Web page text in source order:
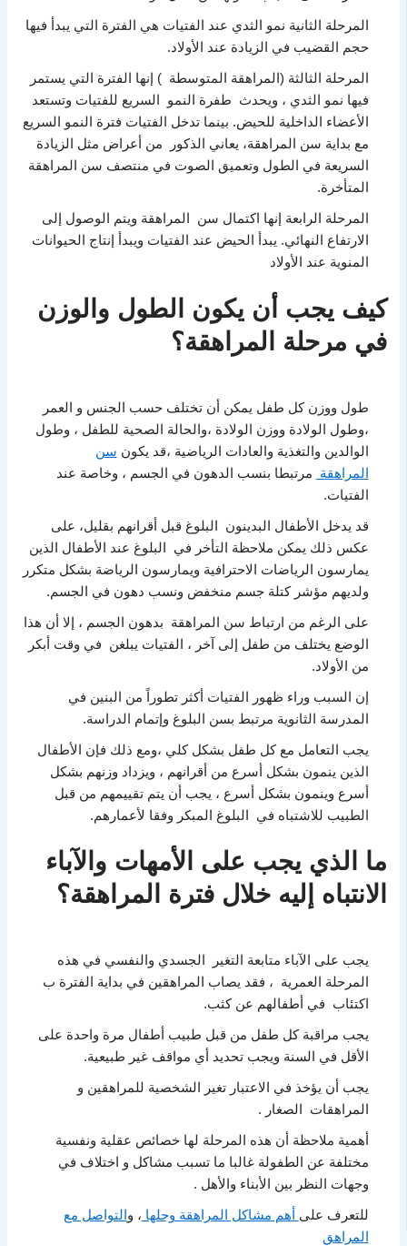
المرحلة الثانية نمو الثدي عند الفتيات هي الفترة التي يبدأ فيها
حجم القضيب في الزيادة عند الأولاد.
المرحلة الثالثة (المراهقة المتوسطة ) إنها الفترة التي يستمر
فيها نمو الثدي ، ويحدث طفرة النمو السريع للفتيات وتستعد
الأعضاء الداخلية للحيض. بينما تدخل الفتيات فترة النمو السريع
مع بداية سن المراهقة، يعاني الذكور من أعراض مثل الزيادة
السريعة في الطول وتعميق الصوت في منتصف سن المراهقة
المتأخرة.
المرحلة الرابعة إنها اكتمال سن المراهقة ويتم الوصول إلى
الارتفاع النهائي. يبدأ الحيض عند الفتيات ويبدأ إنتاج الحيوانات
المنوية عند الأولاد
كيف يجب أن يكون الطول والوزن
في مرحلة المراهقة؟
طول ووزن كل طفل يمكن أن تختلف حسب الجنس و العمر
،وطول الولادة ووزن الولادة ،والحالة الصحية للطفل ، وطول
الوالدين والتغذية والعادات الرياضية ،قد يكون سن
المراهقة
مرتبطا بنسب الدهون في الجسم ، وخاصة عند
الفتيات.
قد يدخل الأطفال البدينون البلوغ قبل أقرانهم بقليل، على
عكس ذلك يمكن ملاحظة التأخر في البلوغ عند الأطفال الذين
يمارسون الرياضات الاحترافية ويمارسون الرياضة بشكل متكرر
ولديهم مؤشر كتلة جسم منخفض ونسب دهون في الجسم.
على الرغم من ارتباط سن المراهقة بدهون الجسم ، إلا أن هذا
الوضع يختلف من طفل إلى آخر ، الفتيات يبلغن في وقت أبكر
من الأولاد.
إن السبب وراء ظهور الفتيات أكثر تطوراً من البنين في
المدرسة الثانوية مرتبط بسن البلوغ وإتمام الدراسة.
يجب التعامل مع كل طفل بشكل كلي ،ومع ذلك فإن الأطفال
الذين ينمون بشكل أسرع من أقرانهم ، ويزداد وزنهم بشكل
أسرع وينمون بشكل أسرع ، يجب أن يتم تقييمهم من قبل
الطبيب للاشتباه في البلوغ المبكر وفقا لأعمارهم.
ما الذي يجب على الأمهات والآباء
الانتباه إليه خلال فترة المراهقة؟
يجب على الآباء متابعة التغير الجسدي والنفسي في هذه
المرحلة العمرية ، فقد يصاب المراهقين في بداية الفترة ب
اكتئاب في أطفالهم عن كثب.
يجب مراقبة كل طفل من قبل طبيب أطفال مرة واحدة على
الأقل في السنة ويجب تحديد أي مواقف غير طبيعية.
يجب أن يؤخذ في الاعتبار تغير الشخصية للمراهقين و
المراهقات الصغار .
أهمية ملاحظة أن هذه المرحلة لها خصائص عقلية ونفسية
مختلفة عن الطفولة غالبا ما تسبب مشاكل و اختلاف في
وجهات النظر بين الأبناء والأهل .
للتعرف على أهم مشاكل المراهقة وحلها ، و التواصل مع
المراهق